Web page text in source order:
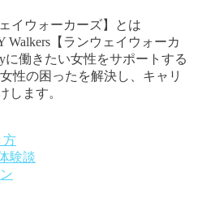
イウォーカーズ】とは
Walkers【ランウェイウォーカ
に働きたい女性をサポートする
性の困ったを解決し、キャリ
します。
方
験談